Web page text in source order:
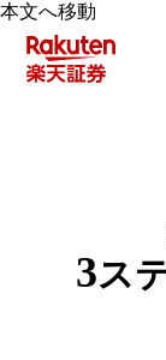
本文へ移動
3ス